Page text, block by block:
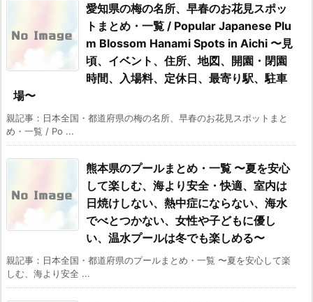
愛知県の梅の名所、早春のお花見スポッ
トまとめ・一覧 / Popular Japanese Plu
m Blossom Hanami Spots in Aichi 〜見
頃、イベント、住所、地図、開園・閉園
時間、入場料、定休日、最寄り駅、駐車
場〜
親記事：日本全国・都道府県の梅の名所、早春のお花見スポットまと
め・一覧 / Po ...
熊本県のプールまとめ・一覧 〜夏を安心
して楽しむ、海より安全・快適、室内は
日焼けしない、熱中症にならない、海水
でべとつかない、女性や子どもに優し
い、温水プールは冬でも楽しめる〜
親記事：日本全国・都道府県のプールまとめ・一覧 〜夏を安心して楽
しむ、海より安全 ...